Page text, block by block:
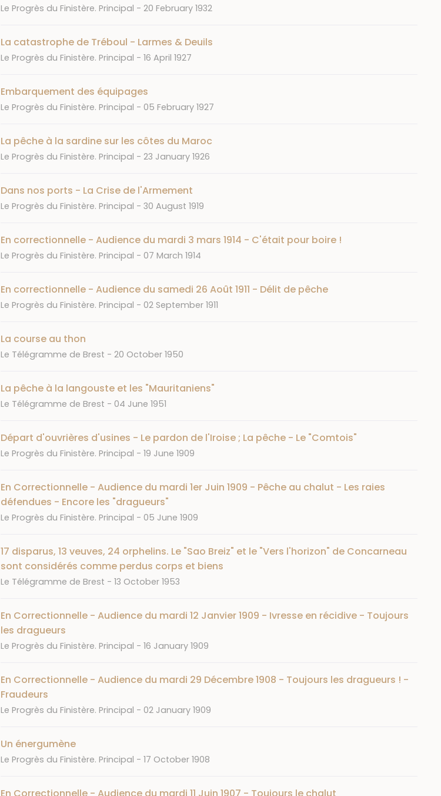
Journal
Le Progrès du Finistère. Principal Date
20 February 1932
La catastrophe de Tréboul - Larmes & Deuils
Journal
Le Progrès du Finistère. Principal Date
16 April 1927
Embarquement des équipages
Journal
Le Progrès du Finistère. Principal Date
05 February 1927
La pêche à la sardine sur les côtes du Maroc
Journal
Le Progrès du Finistère. Principal Date
23 January 1926
Dans nos ports - La Crise de l'Armement
Journal
Le Progrès du Finistère. Principal Date
30 August 1919
En correctionnelle - Audience du mardi 3 mars 1914 - C'était pour boire !
Journal
Le Progrès du Finistère. Principal Date
07 March 1914
En correctionnelle - Audience du samedi 26 Août 1911 - Délit de pêche
Journal
Le Progrès du Finistère. Principal Date
02 September 1911
La course au thon
Journal
Le Télégramme de Brest Date
20 October 1950
La pêche à la langouste et les "Mauritaniens"
Journal
Le Télégramme de Brest Date
04 June 1951
Départ d'ouvrières d'usines - Le pardon de l'Iroise ; La pêche - Le "Comtois"
Journal
Le Progrès du Finistère. Principal Date
19 June 1909
En Correctionnelle - Audience du mardi 1er Juin 1909 - Pêche au chalut - Les raies
défendues - Encore les "dragueurs"
Journal
Le Progrès du Finistère. Principal Date
05 June 1909
17 disparus, 13 veuves, 24 orphelins. Le "Sao Breiz" et le "Vers l'horizon" de Concarneau
sont considérés comme perdus corps et biens
Journal
Le Télégramme de Brest Date
13 October 1953
En Correctionnelle - Audience du mardi 12 Janvier 1909 - Ivresse en récidive - Toujours
les dragueurs
Journal
Le Progrès du Finistère. Principal Date
16 January 1909
En Correctionnelle - Audience du mardi 29 Décembre 1908 - Toujours les dragueurs ! -
Fraudeurs
Journal
Le Progrès du Finistère. Principal Date
02 January 1909
Un énergumène
Journal
Le Progrès du Finistère. Principal Date
17 October 1908